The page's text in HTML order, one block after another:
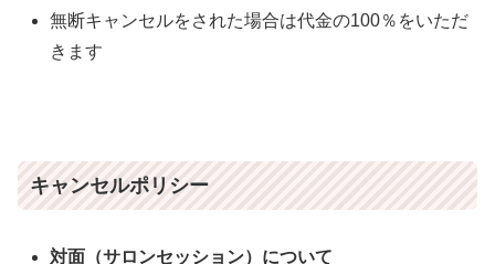
無断キャンセルをされた場合は代金の100％をいただ
きます
キャンセルポリシー
対面（サロンセッション）について